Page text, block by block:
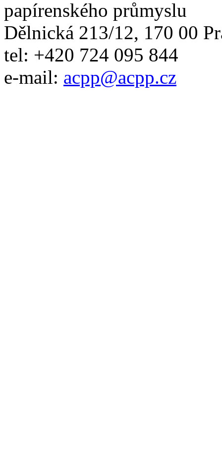
papírenského průmyslu
Dělnická 213/12, 170 00
tel: +420 724 095 844
e-mail: acpp@acpp.cz